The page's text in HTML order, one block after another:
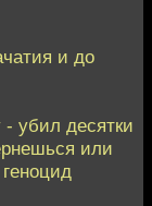
и до
- убил десятки
или